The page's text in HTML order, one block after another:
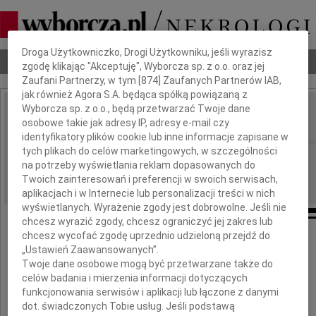
Nekrologi Odeszli Poradnik pogrzebowy
IMIĘ I NAZWISKO: Zbigniew Wójtowicz
REGION: Lublin
DATA EMISJI: 12.11.2010
prof. dr. hab. med.
Dbamy o Twoją prywatność
Droga Użytkowniczko, Drogi Użytkowniku, jeśli wyrazisz
zgodę klikając "Akceptuję", Wyborcza sp. z o.o. oraz jej
Zaufani Partnerzy, w tym [874 ] Zaufanych Partnerów IAB,
jak również Agora S.A. będąca spółką powiązaną z
Wyborcza sp. z o.o., będą przetwarzać Twoje dane
osobowe takie jak adresy IP, adresy e-mail czy
identyfikatory plików cookie lub inne informacje zapisane w
tych plikach do celów marketingowych, w szczególności
na potrzeby wyświetlania reklam dopasowanych do
Twoich zainteresowań i preferencji w swoich serwisach,
aplikacjach i w Internecie lub personalizacji treści w nich
wyświetlanych. Wyrażenie zgody jest dobrowolne. Jeśli nie
chcesz wyrazić zgody, chcesz ograniczyć jej zakres lub
chcesz wycofać zgodę uprzednio udzieloną przejdź do
„Ustawień Zaawansowanych”.
Twoje dane osobowe mogą być przetwarzane także do
celów badania i mierzenia informacji dotyczących
funkcjonowania serwisów i aplikacji lub łączone z danymi
dot. świadczonych Tobie usług. Jeśli podstawą